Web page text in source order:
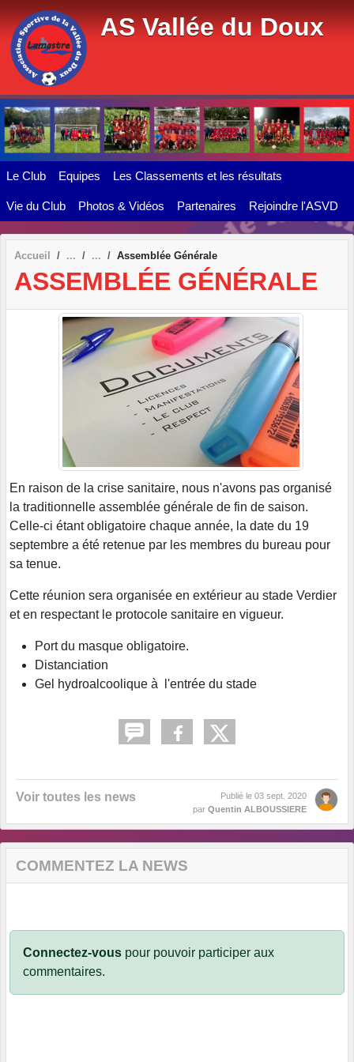
AS Vallée du Doux
Le Club Equipes Les Classements et les résultats
Vie du Club Photos & Vidéos Partenaires Rejoindre l'ASVD
Accueil Assemblée Générale
ASSEMBLÉE GÉNÉRALE
En raison de la crise sanitaire, nous n'avons pas organisé
la traditionnelle assemblée générale de fin de saison.
Celle-ci étant obligatoire chaque année, la date du 19
septembre a été retenue par les membres du bureau pour
sa tenue.
Cette réunion sera organisée en extérieur au stade Verdier
et en respectant le protocole sanitaire en vigueur.
Port du masque obligatoire.
Distanciation
Gel hydroalcoolique à l'entrée du stade
Voir toutes les news Publié le 03 sept. 2020
par Quentin ALBOUSSIERE
COMMENTEZ LA NEWS
Connectez-vous pour pouvoir participer aux
commentaires.
Panneau de gestion des cookies